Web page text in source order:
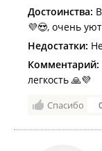
Достоинства:
💜😍, очень
Недостатки:
Комментарий:
легкость 🙏💜
Спасибо